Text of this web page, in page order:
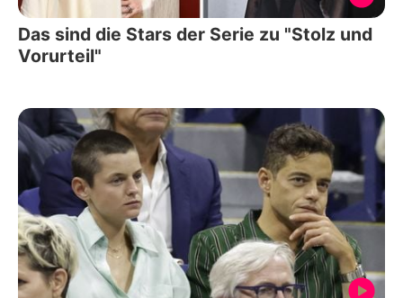
Das sind die Stars der Serie zu "Stolz und
Vorurteil"